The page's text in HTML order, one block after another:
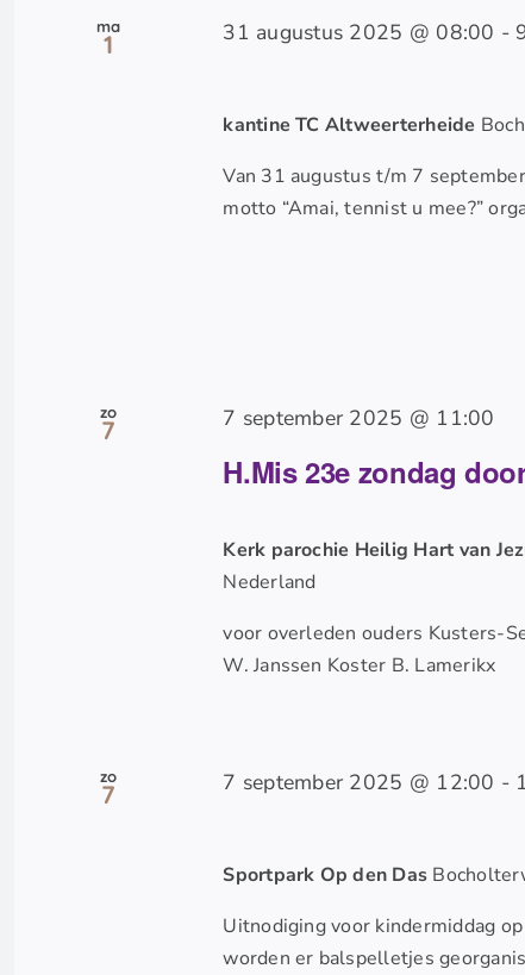
keyword.
ma
1 31 augustus 2025 @ 08:00 -
kantine TC Altweerterheide
Van 31 augustus t/m 7
motto “Amai, tennist u mee?”
zo
7
H.Mis 23e zondag
7 september 2025 @ 11:00
Kerk parochie Heilig Hart van
Nederland
voor overleden ouders Kusters-
W. Janssen Koster B. Lamerikx
zo
7 7 september 2025 @ 12:00 -
Sportpark Op den Das
Uitnodiging voor kindermiddag
worden er balspelletjes